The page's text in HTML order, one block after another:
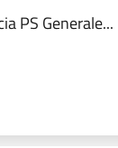
PS Generale...